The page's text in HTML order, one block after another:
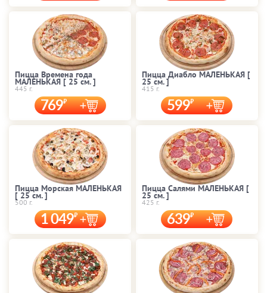
Пицца Времена года
МАЛЕНЬКАЯ [ 25 cм. ]
445 г.
769
Пицца Диабло МАЛЕНЬКАЯ [
25 cм. ]
415 г.
599
Пицца Морская МАЛЕНЬКАЯ
[ 25 cм. ]
500 г.
1 049
Пицца Салями МАЛЕНЬКАЯ [
25 cм. ]
425 г.
639